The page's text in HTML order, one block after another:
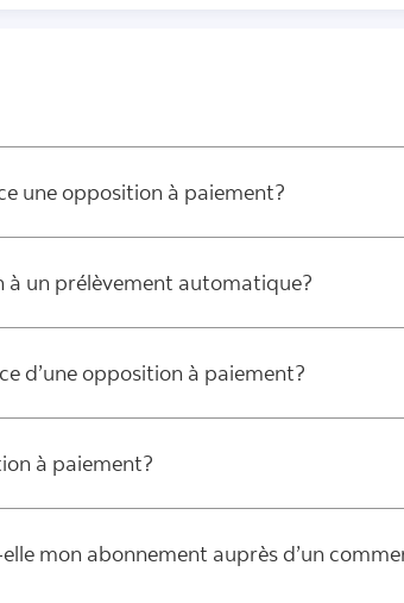
une opposition à paiement?
à un prélèvement automatique?
d’une opposition à paiement?
à paiement?
mon abonnement auprès d’un